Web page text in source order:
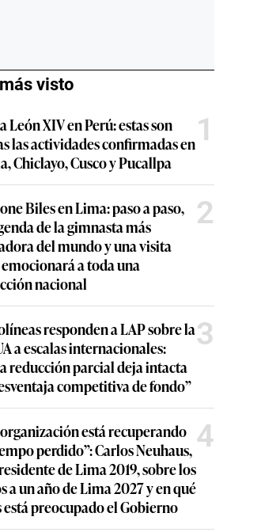
visto
León XIV en Perú: estas son
las actividades confirmadas en
Chiclayo, Cusco y Pucallpa
1
Biles en Lima: paso a paso,
de la gimnasta más
del mundo y una visita
a toda una
nacional
2
responden a LAP sobre la
a escalas internacionales:
reducción parcial deja intacta
competitiva de fondo”
3
está recuperando
perdido”: Carlos Neuhaus,
de Lima 2019, sobre los
a un año de Lima 2027 y en qué
está preocupado el Gobierno
4